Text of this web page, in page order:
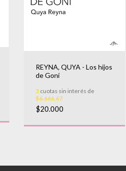
REYNA, QUYA - Los hijos
de Goni
3cuotas sin interés de
$6.666,67
$20.000